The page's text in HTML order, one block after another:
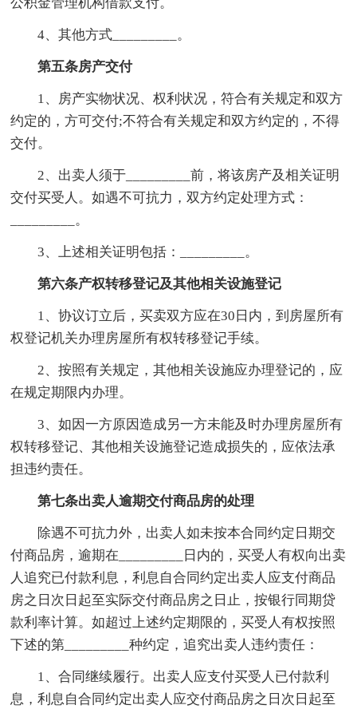
公积金管理机构借款支付。
4、其他方式_________。
第五条房产交付
1、房产实物状况、权利状况，符合有关规定和双方
约定的，方可交付;不符合有关规定和双方约定的，不得
交付。
2、出卖人须于_________前，将该房产及相关证明
交付买受人。如遇不可抗力，双方约定处理方式：
_________。
3、上述相关证明包括：_________。
第六条产权转移登记及其他相关设施登记
1、协议订立后，买卖双方应在30日内，到房屋所有
权登记机关办理房屋所有权转移登记手续。
2、按照有关规定，其他相关设施应办理登记的，应
在规定期限内办理。
3、如因一方原因造成另一方未能及时办理房屋所有
权转移登记、其他相关设施登记造成损失的，应依法承
担违约责任。
第七条出卖人逾期交付商品房的处理
除遇不可抗力外，出卖人如未按本合同约定日期交
付商品房，逾期在_________日内的，买受人有权向出卖
人追究已付款利息，利息自合同约定出卖人应支付商品
房之日次日起至实际交付商品房之日止，按银行同期贷
款利率计算。如超过上述约定期限的，买受人有权按照
下述的第_________种约定，追究出卖人违约责任：
1、合同继续履行。出卖人应支付买受人已付款利
息，利息自合同约定出卖人应交付商品房之日次日起至